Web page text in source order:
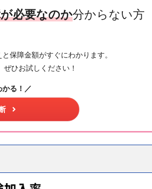
必要なのか分からない方
保障金額がすぐにわかります。
ひお試しください！
かる！／